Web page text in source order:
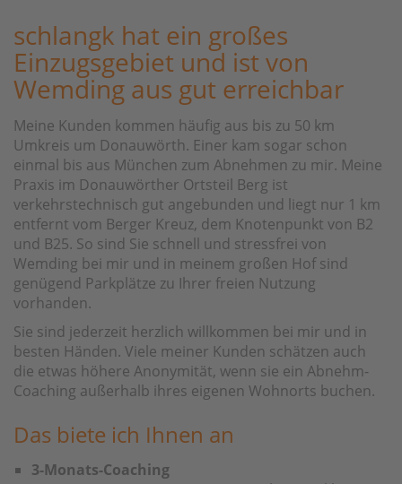
schlangk hat ein großes
Einzugsgebiet und ist von
Wemding aus gut erreichbar
Meine Kunden kommen häufig aus bis zu 50 km
Umkreis um Donauwörth. Einer kam sogar schon
einmal bis aus München zum Abnehmen zu mir. Meine
Praxis im Donauwörther Ortsteil Berg ist
verkehrstechnisch gut angebunden und liegt nur 1 km
entfernt vom Berger Kreuz, dem Knotenpunkt von B2
und B25. So sind Sie schnell und stressfrei von
Wemding bei mir und in meinem großen Hof sind
genügend Parkplätze zu Ihrer freien Nutzung
vorhanden.
Sie sind jederzeit herzlich willkommen bei mir und in
besten Händen. Viele meiner Kunden schätzen auch
die etwas höhere Anonymität, wenn sie ein Abnehm-
Coaching außerhalb ihres eigenen Wohnorts buchen.
Das biete ich Ihnen an
3-Monats-Coaching